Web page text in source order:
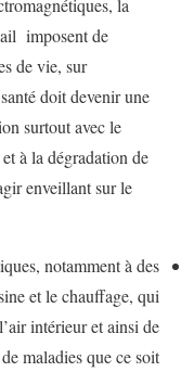
la
imposent de
de vie, sur
doit devenir une
surtout avec le
à la dégradation de
enveillant sur le
notamment à des
et le chauffage, qui
intérieur et ainsi de
maladies que ce soit